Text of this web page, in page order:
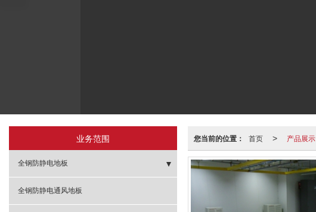
您当前的位置： 首页 > 产品展示
业务范围
全钢防静电地板
- 有边全钢防静电地板
全钢防静电通风地板